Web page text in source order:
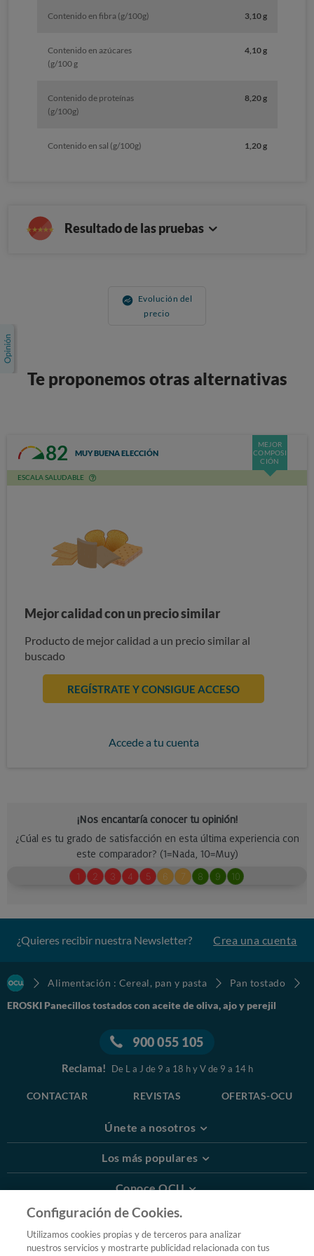
Contenido en fibra (g/100g) 3,10 g
Contenido en azúcares
(g/100 g
4,10 g
Contenido de proteínas
(g/100g)
8,20 g
Contenido en sal (g/100g) 1,20 g
Resultado de las pruebas
Evolución del
precio
Te proponemos otras alternativas
82 MUY BUENA ELECCIÓN
MEJOR
COMPOSI
CIÓN
ESCALA SALUDABLE
Mejor calidad con un precio similar
Producto de mejor calidad a un precio similar al
buscado
REGÍSTRATE Y CONSIGUE ACCESO
Accede a tu cuenta
¿Quieres recibir nuestra Newsletter? Crea una cuenta
Alimentación : Cereal, pan y pasta
Pan tostado
EROSKI Panecillos tostados con aceite de oliva, ajo y perejil
900 055 105
Reclama! De L a J de 9 a 18 h y V de 9 a 14 h
CONTACTAR REVISTAS OFERTAS-OCU
Únete a nosotros
Los más populares
Conoce OCU
Más Información
© 2026 OCU
Configuración de Cookies.
Utilizamos cookies propias y de terceros para analizar
nuestros servicios y mostrarte publicidad relacionada con tus